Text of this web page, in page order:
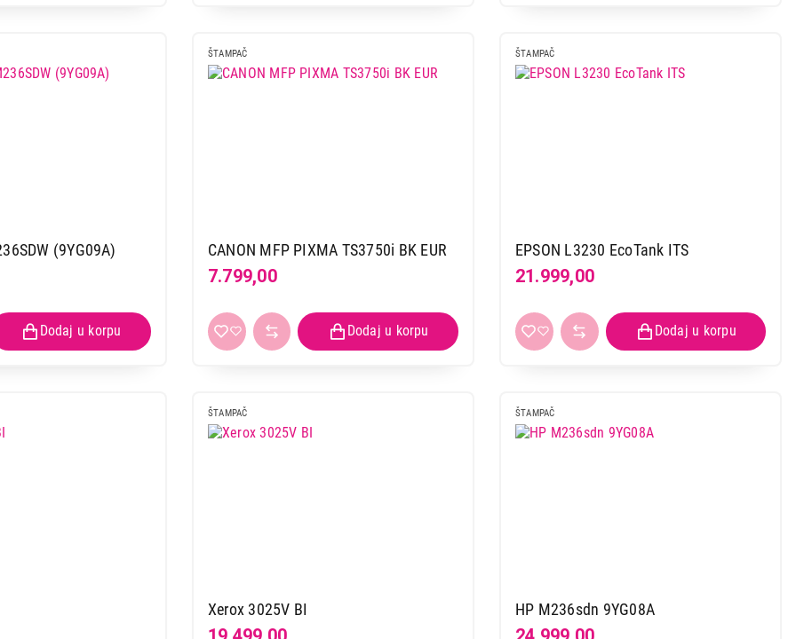
(9YG09A)
ŠTAMPAČ
CANON MFP PIXMA TS3750i BK EUR
7.799,00
ŠTAMPAČ
EPSON L3230 EcoTank ITS
21.999,00
ŠTAMPAČ
Xerox 3025V BI
ŠTAMPAČ
HP M236sdn 9YG08A